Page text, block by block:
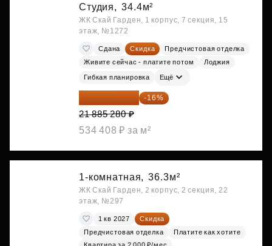
Студия, 34.4м²
ЖК Скай Гарден, 1 корпус, 7 секция, 15
этаж, №1272
Сдана Скидка
Предчистовая отделка
Живите сейчас - платите потом
Лоджия
Гибкая планировка Ещё
18 383 635 ₽ -16%
21 885 280 ₽
534 408 ₽ за м²
1-комнатная, 36.3м²
ЖК Скай Гарден, 2 корпус, 2 секция, 22
этаж, №297
1 кв 2027
Скидка
Предчистовая отделка
Платите как хотите